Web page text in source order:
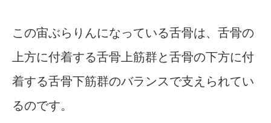
この宙ぶらりんになっている舌骨は、舌骨の
上方に付着する舌骨上筋群と舌骨の下方に付
着する舌骨下筋群のバランスで支えられてい
るのです。